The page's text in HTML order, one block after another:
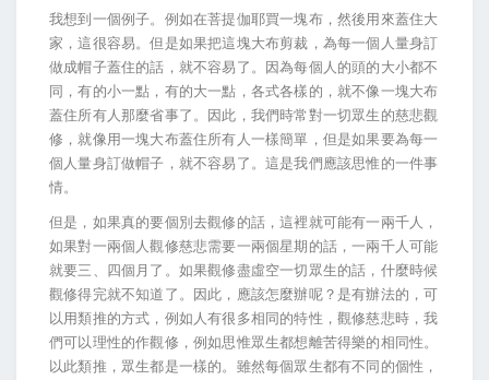
我想到一個例子。例如在菩提伽耶買一塊布，然後用來蓋住大
家，這很容易。但是如果把這塊大布剪裁，為每一個人量身訂
做成帽子蓋住的話，就不容易了。因為每個人的頭的大小都不
同，有的小一點，有的大一點，各式各樣的，就不像一塊大布
蓋住所有人那麼省事了。因此，我們時常對一切眾生的慈悲觀
修，就像用一塊大布蓋住所有人一樣簡單，但是如果要為每一
個人量身訂做帽子，就不容易了。這是我們應該思惟的一件事
情。
但是，如果真的要個別去觀修的話，這裡就可能有一兩千人，
如果對一兩個人觀修慈悲需要一兩個星期的話，一兩千人可能
就要三、四個月了。如果觀修盡虛空一切眾生的話，什麼時候
觀修得完就不知道了。因此，應該怎麼辦呢？是有辦法的，可
以用類推的方式，例如人有很多相同的特性，觀修慈悲時，我
們可以理性的作觀修，例如思惟眾生都想離苦得樂的相同性。
以此類推，眾生都是一樣的。雖然每個眾生都有不同的個性，